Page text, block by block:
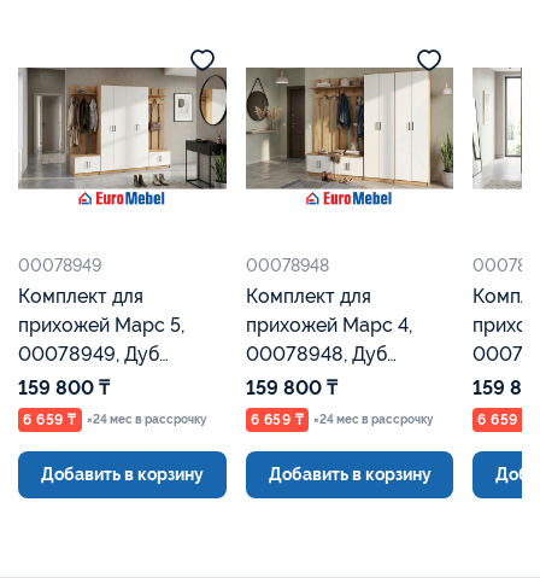
00078949
Комплект для
прихожей Марс 5,
00078949, Дуб
Золотой/Белый,
Евромебель
159 800 ₸
6 659 ₸ ×24 мес в рассрочку
Добавить в корзину
00078948
Комплект для
прихожей Марс 4,
00078948, Дуб
Золотой/Белый,
Евромебель
159 800 ₸
6 659 ₸ ×24 мес в рассрочку
Добавить в корзину
159
6 659 ₸